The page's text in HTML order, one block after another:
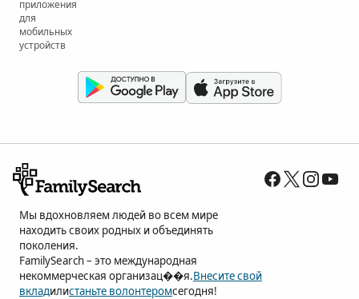
приложения
для
мобильных
устройств
Мы вдохновляем людей во всем мире
находить своих родных и объединять
поколения.
FamilySearch – это международная
некоммерческая организац��я.Внесите свой
вкладилистаньте волонтеромсегодня!